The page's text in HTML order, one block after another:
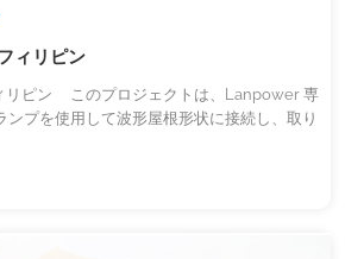
ィリピン
リピン このプロジェクトは、Lanpower 専
ンプを使用して波形屋根形状に接続し、取り